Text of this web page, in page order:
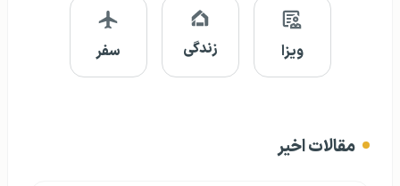
ویزا زندگی سفر
مقالات اخیر